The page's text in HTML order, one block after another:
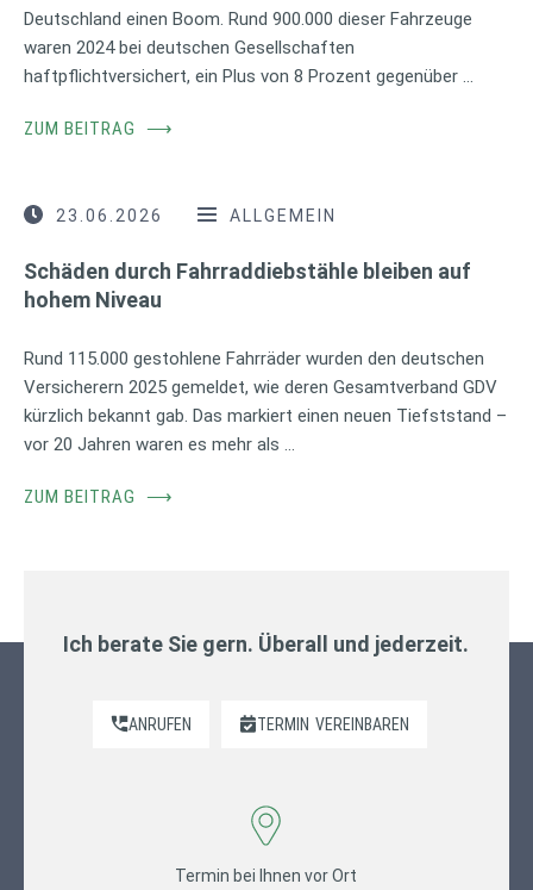
Deutschland einen Boom. Rund 900.000 dieser Fahrzeuge
waren 2024 bei deutschen Gesellschaften
haftpflichtversichert, ein Plus von 8 Prozent gegenüber …
ZUM BEITRAG ⟶
23.06.2026 ALLGEMEIN
Schäden durch Fahrraddiebstähle bleiben auf
hohem Niveau
Rund 115.000 gestohlene Fahrräder wurden den deutschen
Versicherern 2025 gemeldet, wie deren Gesamtverband GDV
kürzlich bekannt gab. Das markiert einen neuen Tiefststand –
vor 20 Jahren waren es mehr als …
ZUM BEITRAG ⟶
Ich berate Sie gern. Überall und jederzeit.
ANRUFEN TERMIN VEREINBAREN
Termin bei Ihnen vor Ort